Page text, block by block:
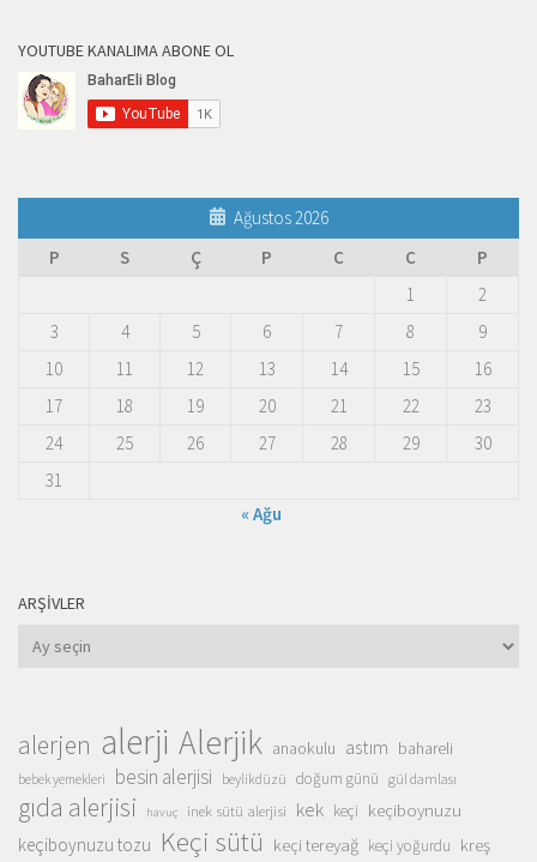
YOUTUBE KANALIMA ABONE OL
Ağustos 2026
P
S Ç P C C
P
1
2
3
4 5 6 7 8
9
10
11 12 13 14 15
16
17
18 19 20 21 22
23
24
25 26 27 28 29
30
31
« Ağu
ARŞIVLER
Arşivler
alerjen alerji Alerjik anaokulu astım bahareli
bebek yemekleri besin alerjisi beylikdüzü doğum günü gül damlası
gıda alerjisi havuç inek sütü alerjisi kek keçi keçiboynuzu
keçiboynuzu tozu Keçi sütü keçi tereyağ keçi yoğurdu kreş